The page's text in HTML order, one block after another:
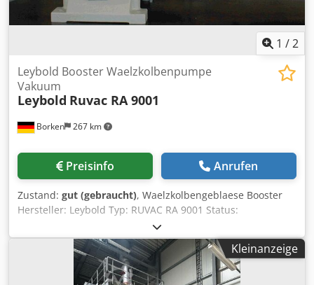
1 /2
Borken 267 km
Leybold Booster Waelzkolbenpumpe
Vakuum
Leybold Ruvac RA 9001
Preisinfo Anrufen
Zustand: gut (gebraucht), Waelzkolbengeblaese Booster
Hersteller: Leybold Typ: RUVAC RA 9001 Status:
Generalueberholt und als getestet und gewartet verfügbar
Inklusive: Neulackierung, Motorneulagerung, Elektro Check
Gewaehrleistung: bis zu 12 Monate Lieferzeit: ab Lager
Dkodpsd Hh Nvofx Ap Ier
Kleinanzeige